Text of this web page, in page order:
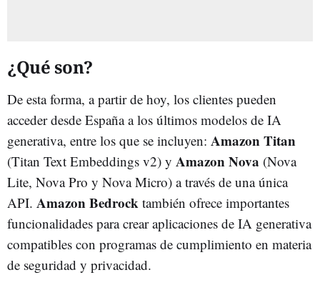
¿Qué son?
De esta forma, a partir de hoy, los clientes pueden
acceder desde España a los últimos modelos de IA
generativa, entre los que se incluyen: Amazon Titan
(Titan Text Embeddings v2) y Amazon Nova (Nova
Lite, Nova Pro y Nova Micro) a través de una única
API. Amazon Bedrock también ofrece importantes
funcionalidades para crear aplicaciones de IA generativa
compatibles con programas de cumplimiento en materia
de seguridad y privacidad.